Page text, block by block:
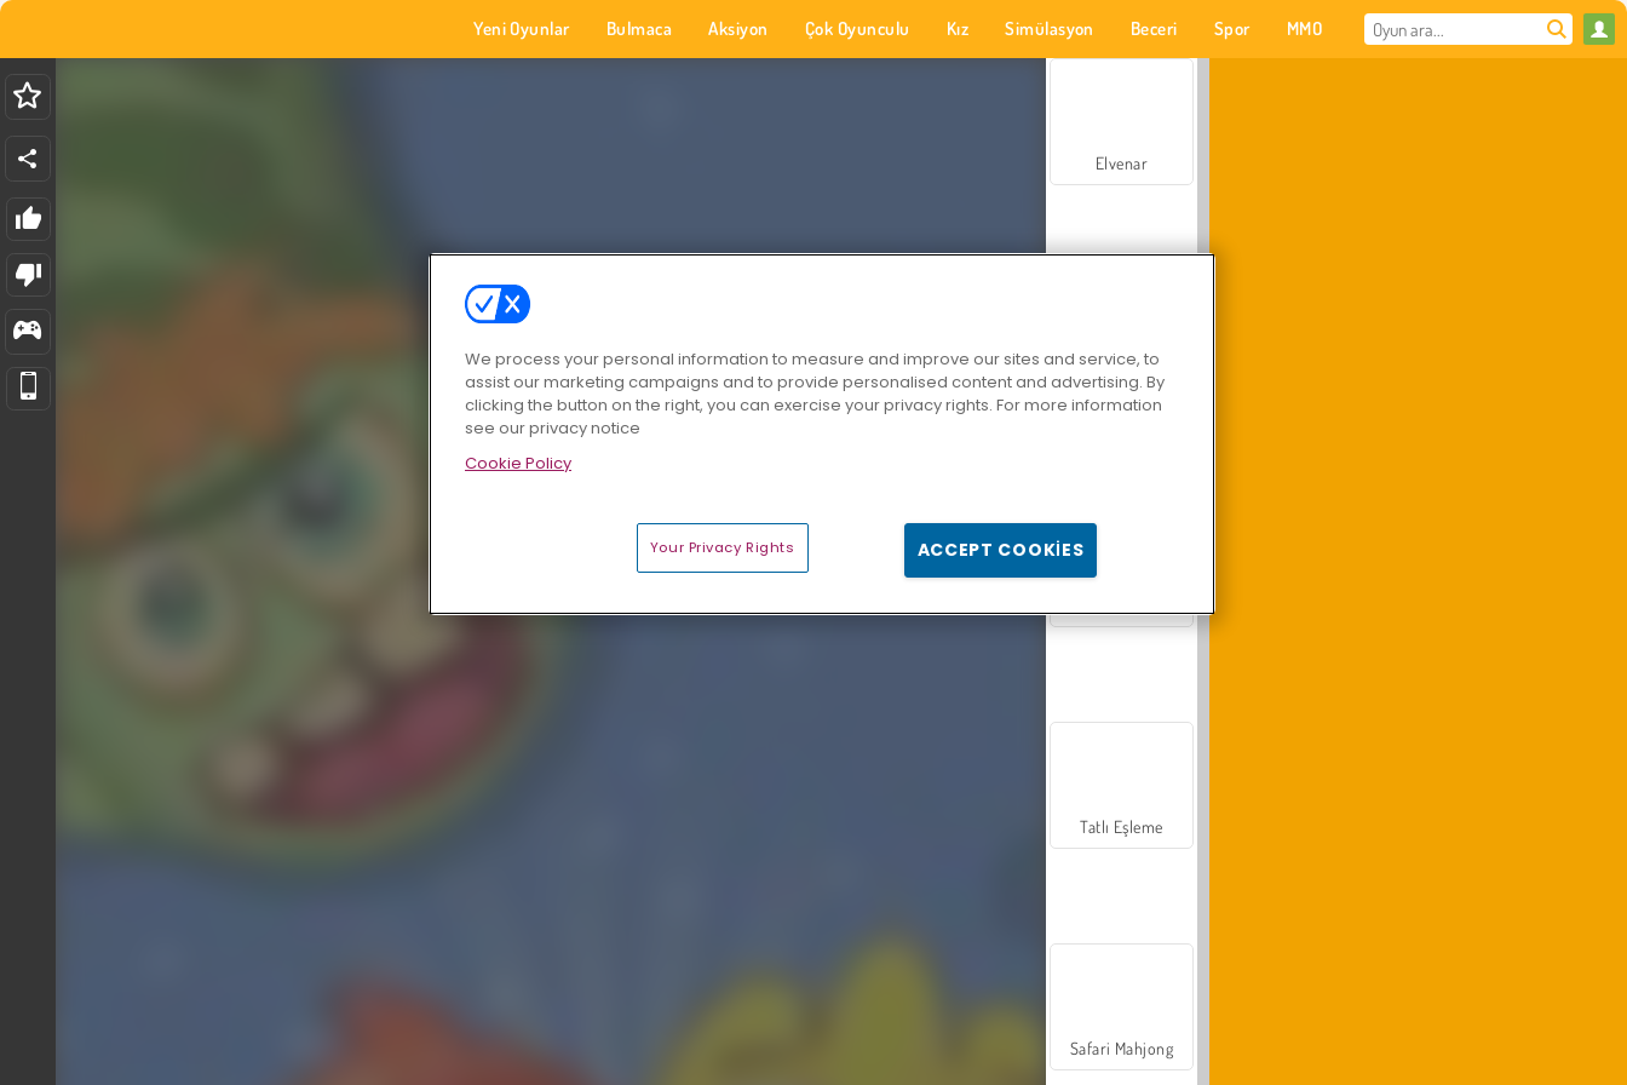
Yeni Oyunlar Bulmaca Aksiyon Çok Oyunculu Kız Simülasyon Beceri Spor MMO
Elvenar
Tatlı Eşleme
Safari Mahjong
We process your personal information to measure and improve our sites and service, to
assist our marketing campaigns and to provide personalised content and advertising. By
clicking the button on the right, you can exercise your privacy rights. For more information
see our privacy notice
Cookie Policy
Your Privacy Rights ACCEPT COOKIES